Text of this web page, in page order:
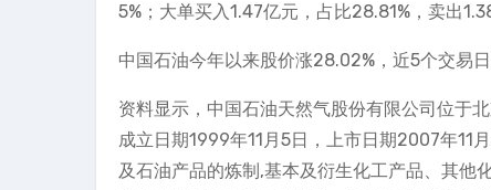
5%；大单买入1.47亿元，占比28.81%，卖出
中国石油今年以来股价涨28.02%，近5个交易
资料显示，中国石油天然气股份有限公司位于
成立日期1999年11月5日，上市日期2007年11
及石油产品的炼制,基本及衍生化工产品、其他